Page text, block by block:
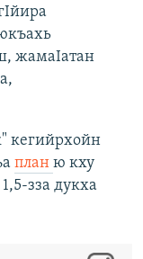
жамаIатан
кегийрхойн
план ю кху
зза дукха